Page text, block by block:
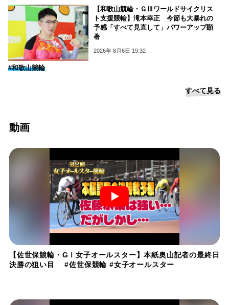
【和歌山競輪・ＧⅢワールドサイクリス
ト支援競輪】滝本幸正 今節も大暴れの
予感「すべて見直して」パワーアップ顕
著
2026年 8月6日 19:32
#和歌山競輪
すべて見る
動画
【佐世保競輪・GⅠ女子オールスター】本紙奥山記者の最終日
決勝の狙い目 #佐世保競輪 #女子オールスター